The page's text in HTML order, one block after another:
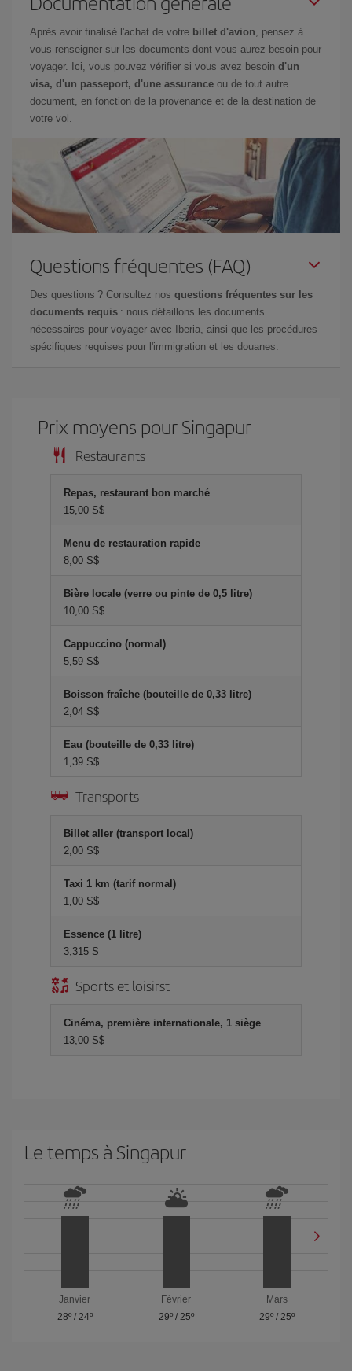
Après avoir finalisé l'achat de votre billet d'avion , pensez à
vous renseigner sur les documents dont vous aurez besoin pour
voyager. Ici, vous pouvez vérifier si vous avez besoin d'un
visa, d'un passeport, d'une assurance ou de tout autre
document, en fonction de la provenance et de la destination de
votre vol.
Questions fréquentes (FAQ)
Des questions ? Consultez nos questions fréquentes sur les
documents requis : nous détaillons les documents
nécessaires pour voyager avec Iberia, ainsi que les procédures
spécifiques requises pour l'immigration et les douanes.
Prix ​​moyens pour Singapur
Restaurants
Repas, restaurant bon marché
15,00 S$
Menu de restauration rapide
8,00 S$
Bière locale (verre ou pinte de 0,5 litre)
10,00 S$
Cappuccino (normal)
5,59 S$
Boisson fraîche (bouteille de 0,33 litre)
2,04 S$
Eau (bouteille de 0,33 litre)
1,39 S$
Transports
Billet aller (transport local)
2,00 S$
Taxi 1 km (tarif normal)
1,00 S$
Essence (1 litre)
3,315 S
Sports et loisirst
Cinéma, première internationale, 1 siège
13,00 S$
Le temps à Singapur
Janvier
28º/ 24º
Février
29º/ 25º
Mars
29º / 25º